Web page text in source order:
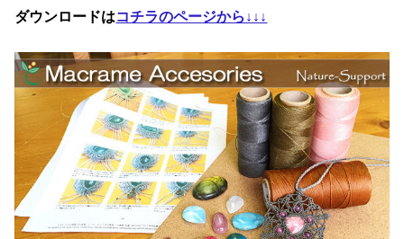
ダウンロードはコチラのページから↓↓↓